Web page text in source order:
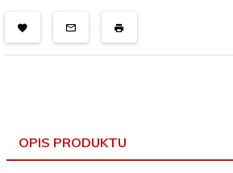
OPIS PRODUKTU